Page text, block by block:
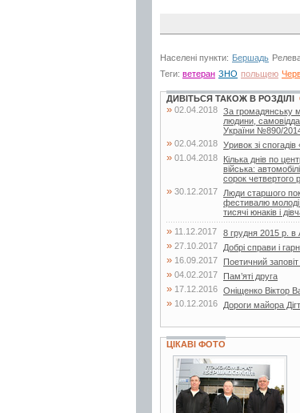
Населені пункти: Бершадь
Теги: ветеран ЗНО польщею
ДИВІТЬСЯ ТАКОЖ В РОЗДІЛІ
» 02.04.2018 За громадянську
людини,
України №890/2014
» 02.04.2018 Уривок зі
» 01.04.2018
Кілька днів по
війська:
сорок четвертого
» 30.12.2017
Люди старшого
фестивалю молоді
тисячі юнаків і
» 11.12.2017 8 грудня 2015 р.
» 27.10.2017 Добрі справи і
» 16.09.2017 Поетичний
» 04.02.2017 Пам’яті друга
» 17.12.2016 Оніщенко Віктор
» 10.12.2016
Дороги майора
ЦІКАВІ ФОТО
3 фото